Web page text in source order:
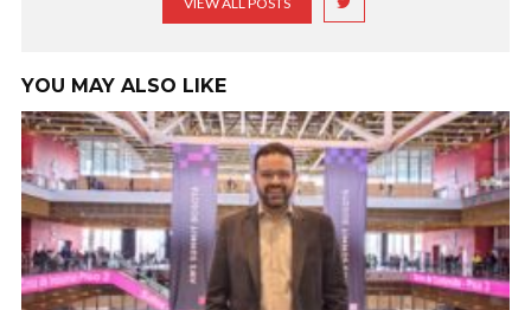
YOU MAY ALSO LIKE